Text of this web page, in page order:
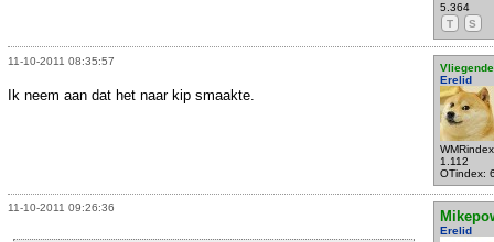
5.364
T
S
11-10-2011 08:35:57
Erelid
1.112
OTindex:
Ik neem aan dat het naar kip smaakte.
11-10-2011 09:26:36
Erelid